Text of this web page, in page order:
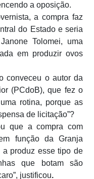
a oposição.
a compra faz
do Estado e seria
Tolomei, uma
em produzir ovos
o autor da
(PCdoB), que fez o
rotina, porque as
de licitação”?
que a compra com
função da Granja
produz esse tipo de
que botam são
justificou.